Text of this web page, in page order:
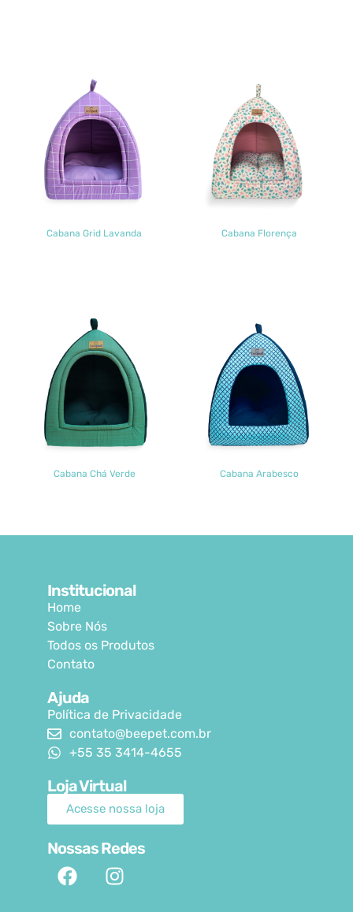
Cabana Grid Lavanda Cabana Florença
Cabana Chá Verde Cabana Arabesco
Institucional
Home
Sobre Nós
Todos os Produtos
Contato
Ajuda
Política de Privacidade
contato@beepet.com.br
+55 35 3414-4655
Loja Virtual
Acesse nossa loja
Nossas Redes